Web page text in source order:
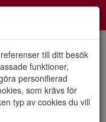
till ditt besök
funktioner,
personifierad
som krävs för
typ av cookies du vill